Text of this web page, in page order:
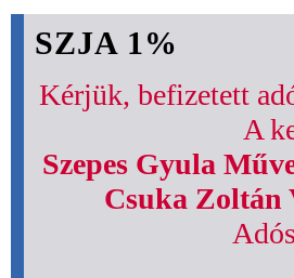
SZJA 1%
Kérjük, befizetett
A
Szepes Gyula
Csuka Zoltán